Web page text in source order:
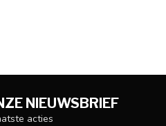
NIEUWSBRIEF
acties